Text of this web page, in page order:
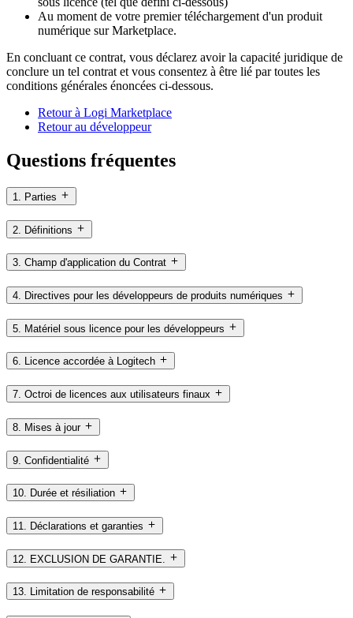
Au moment de votre premier téléchargement d'un produit
numérique sur Marketplace.
En concluant ce contrat, vous déclarez avoir la capacité juridique de
conclure un tel contrat et vous consentez à être lié par toutes les
conditions générales énoncées ci-dessous.
Retour à Logi Marketplace
Retour au développeur
Questions fréquentes
1. Parties
2. Définitions
3. Champ d'application du Contrat
4. Directives pour les développeurs de produits numériques
5. Matériel sous licence pour les développeurs
6. Licence accordée à Logitech
7. Octroi de licences aux utilisateurs finaux
8. Mises à jour
9. Confidentialité
10. Durée et résiliation
11. Déclarations et garanties
12. EXCLUSION DE GARANTIE.
13. Limitation de responsabilité